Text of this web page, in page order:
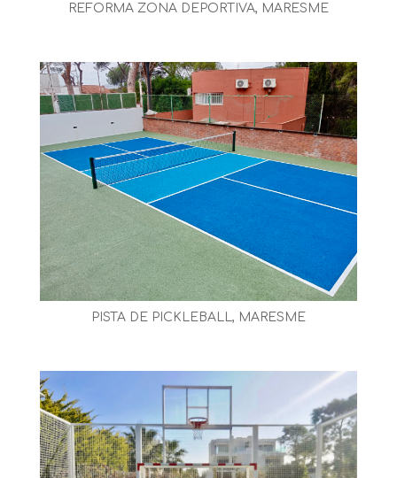
REFORMA ZONA DEPORTIVA, MARESME
PISTA DE PICKLEBALL, MARESME